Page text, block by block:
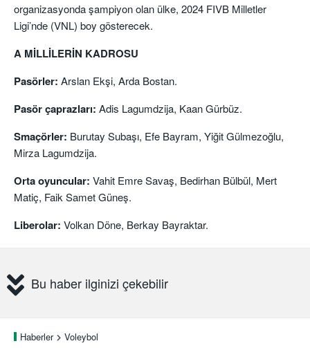
organizasyonda şampiyon olan ülke, 2024 FIVB Milletler
Ligi’nde (VNL) boy gösterecek.
A MİLLİLERİN KADROSU
Pasörler: Arslan Ekşi, Arda Bostan.
Pasör çaprazları: Adis Lagumdzija, Kaan Gürbüz.
Smaçörler: Burutay Subaşı, Efe Bayram, Yiğit Gülmezoğlu,
Mirza Lagumdzija.
Orta oyuncular: Vahit Emre Savaş, Bedirhan Bülbül, Mert
Matiç, Faik Samet Güneş.
Liberolar: Volkan Döne, Berkay Bayraktar.
Bu haber ilginizi çekebilir
Haberler Voleybol